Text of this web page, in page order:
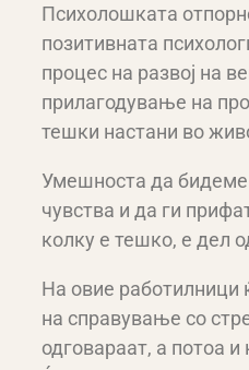
Психолошката
позитивната
процес на развој на
прилагодување на
тешки настани во
Умешноста да бидеме
чувства и да ги
колку е тешко, е дел
На овие работилници
на справување со
одговараат, а потоа и